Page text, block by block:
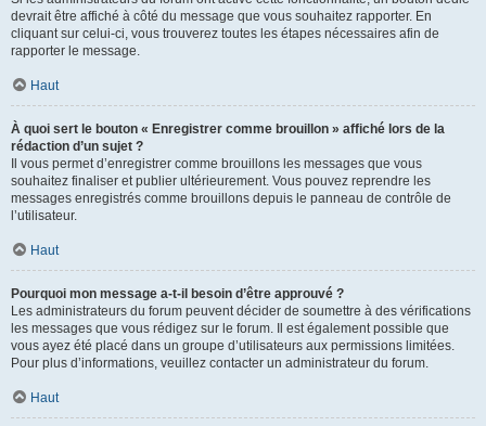
devrait être affiché à côté du message que vous souhaitez rapporter. En
cliquant sur celui-ci, vous trouverez toutes les étapes nécessaires afin de
rapporter le message.
Haut
À quoi sert le bouton « Enregistrer comme brouillon » affiché lors de la
rédaction d’un sujet ?
Il vous permet d’enregistrer comme brouillons les messages que vous
souhaitez finaliser et publier ultérieurement. Vous pouvez reprendre les
messages enregistrés comme brouillons depuis le panneau de contrôle de
l’utilisateur.
Haut
Pourquoi mon message a-t-il besoin d’être approuvé ?
Les administrateurs du forum peuvent décider de soumettre à des vérifications
les messages que vous rédigez sur le forum. Il est également possible que
vous ayez été placé dans un groupe d’utilisateurs aux permissions limitées.
Pour plus d’informations, veuillez contacter un administrateur du forum.
Haut